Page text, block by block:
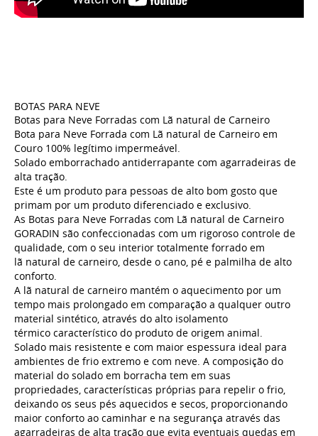
BOTAS PARA NEVE
Botas para Neve Forradas com Lã natural de Carneiro
Bota para Neve Forrada com Lã natural de Carneiro em
Couro 100% legítimo impermeável.
Solado emborrachado antiderrapante com agarradeiras de
alta tração.
Este é um produto para pessoas de alto bom gosto que
primam por um produto diferenciado e exclusivo.
As Botas para Neve Forradas com Lã natural de Carneiro
GORADIN são confeccionadas com um rigoroso controle de
qualidade, com o seu interior totalmente forrado em
lã natural de carneiro, desde o cano, pé e palmilha de alto
conforto.
A lã natural de carneiro mantém o aquecimento por um
tempo mais prolongado em comparação a qualquer outro
material sintético, através do alto isolamento
térmico característico do produto de origem animal.
Solado mais resistente e com maior espessura ideal para
ambientes de frio extremo e com neve. A composição do
material do solado em borracha tem em suas
propriedades, características próprias para repelir o frio,
deixando os seus pés aquecidos e secos, proporcionando
maior conforto ao caminhar e na segurança através das
agarradeiras de alta tração que evita eventuais quedas em